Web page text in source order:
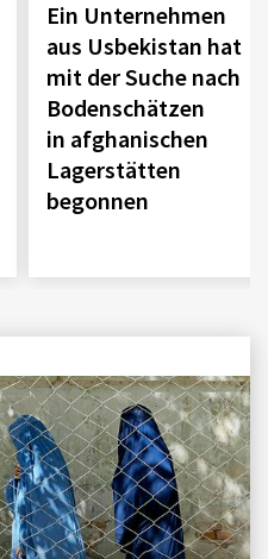
Ein Unternehmen
aus Usbekistan hat
mit der Suche nach
Bodenschätzen
in afghanischen
Lagerstätten
begonnen